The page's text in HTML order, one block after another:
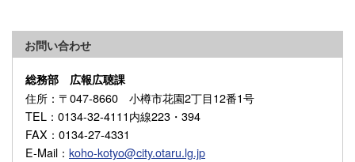
お問い合わせ
総務部 広報広聴課
住所 ：〒047-8660 小樽市花園2丁目12番1号
TEL ：0134-32-4111内線223・394
FAX ：0134-27-4331
E-Mail ： koho-kotyo@city.otaru.lg.jp